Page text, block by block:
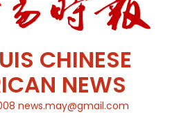
CHINESE
NEWS
news.may@gmail.com